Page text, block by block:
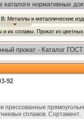
каталоге нормативных
В: Металлы и металлические
и их сплавы. Прокат из
прокат - Каталог ГОСТ
92
прессованные
сплавов. Сортамент.